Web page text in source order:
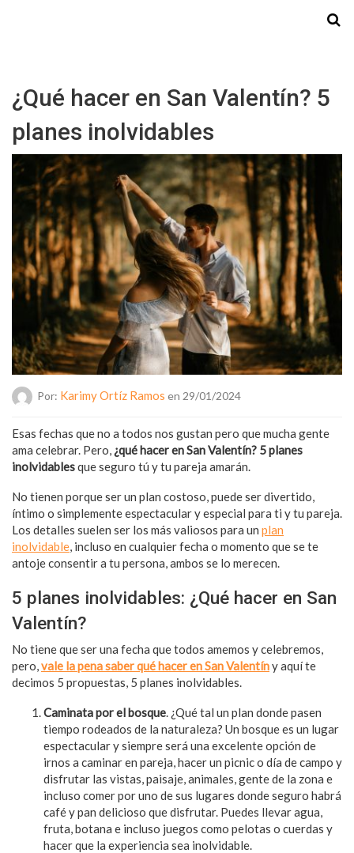
¿Qué hacer en San Valentín? 5
planes inolvidables
Por: Karimy Ortíz Ramos en 29/01/2024
Esas fechas que no a todos nos gustan pero que mucha gente
ama celebrar. Pero, ¿qué hacer en San Valentín? 5 planes
inolvidablesque seguro tú y tu pareja amarán.
No tienen porque ser un plan costoso, puede ser divertido,
íntimo o simplemente espectacular y especial para ti y tu pareja.
Los detalles suelen ser los más valiosos para un plan
inolvidable, incluso en cualquier fecha o momento que se te
antoje consentir a tu persona, ambos se lo merecen.
5 planes inolvidables: ¿Qué hacer en San
Valentín?
No tiene que ser una fecha que todos amemos y celebremos,
pero,vale la pena saber qué hacer en San Valentíny aquí te
decimos 5 propuestas, 5 planes inolvidables.
Caminata por el bosque. ¿Qué tal un plan donde pasen
tiempo rodeados de la naturaleza? Un bosque es un lugar
espectacular y siempre será una excelente opción de
irnos a caminar en pareja, hacer un picnic o día de campo y
disfrutar las vistas, paisaje, animales, gente de la zona e
incluso comer por uno de sus lugares donde seguro habrá
café y pan delicioso que disfrutar. Puedes llevar agua,
fruta, botana e incluso juegos como pelotas o cuerdas y
hacer que la experiencia sea inolvidable.